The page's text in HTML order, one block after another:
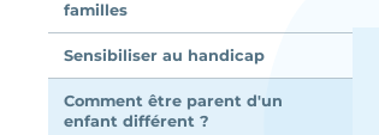
familles
Sensibiliser au handicap
Comment être parent d'un
enfant différent ?